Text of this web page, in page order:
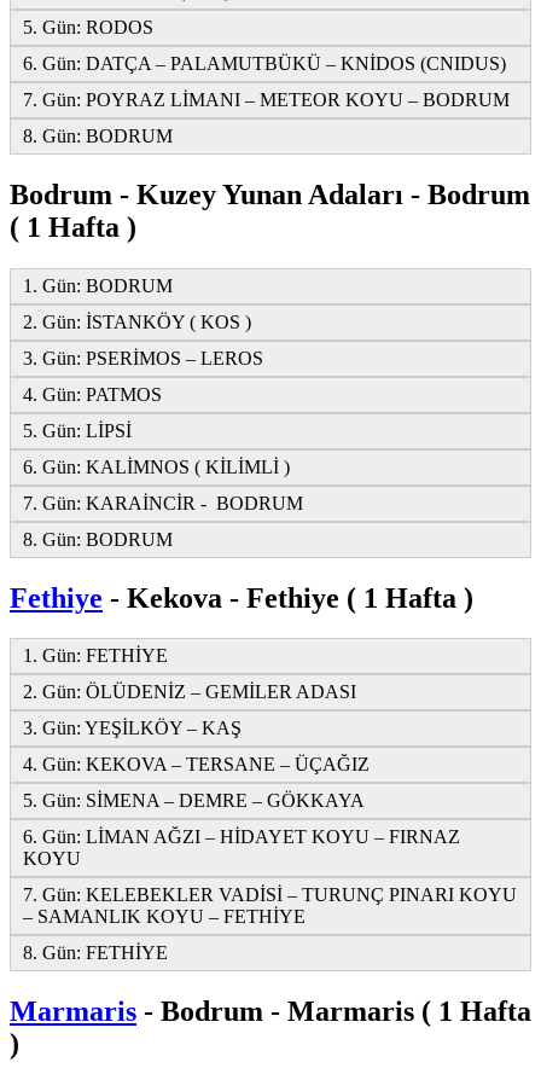
5. Gün: RODOS
6. Gün: DATÇA – PALAMUTBÜKÜ – KNİDOS (CNIDUS)
7. Gün: POYRAZ LİMANI – METEOR KOYU – BODRUM
8. Gün: BODRUM
Bodrum - Kuzey Yunan Adaları - Bodrum
( 1 Hafta )
1. Gün: BODRUM
2. Gün: İSTANKÖY ( KOS )
3. Gün: PSERİMOS – LEROS
4. Gün: PATMOS
5. Gün: LİPSİ
6. Gün: KALİMNOS ( KİLİMLİ )
7. Gün: KARAİNCİR - BODRUM
8. Gün: BODRUM
Fethiye - Kekova - Fethiye ( 1 Hafta )
1. Gün: FETHİYE
2. Gün: ÖLÜDENİZ – GEMİLER ADASI
3. Gün: YEŞİLKÖY – KAŞ
4. Gün: KEKOVA – TERSANE – ÜÇAĞIZ
5. Gün: SİMENA – DEMRE – GÖKKAYA
6. Gün: LİMAN AĞZI – HİDAYET KOYU – FIRNAZ
KOYU
7. Gün: KELEBEKLER VADİSİ – TURUNÇ PINARI KOYU
– SAMANLIK KOYU – FETHİYE
8. Gün: FETHİYE
Marmaris - Bodrum - Marmaris ( 1 Hafta
)